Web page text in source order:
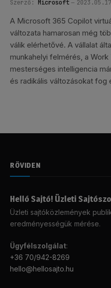
Szerző: Microsoft
A Microsoft 365 Copilot
változata hamarosan még
válik elérhetővé. A vállalat
munkahelyi felmérés, a
mesterséges intelligencia
és radikális változásokat fog
RÖVIDEN
Helló Sajtó! Üzleti
Üzleti sajtóközlemények
eredményességük mérése.
Ügyfélszolgálat:
+36 70/942-8269
hello@hellosajto.hu